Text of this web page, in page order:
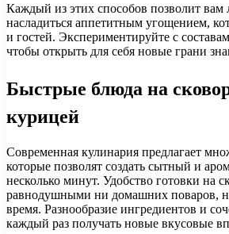
Каждый из этих способов позволит вам
насладиться аппетитным угощением,
и гостей. Экспериментируйте с
чтобы открыть для себя новые грани
Быстрые блюда на
курицей
Современная кулинария предлагает
которые позволят создать сытный и
несколько минут. Удобство готовки на
равнодушными ни домашних поваров,
время. Разнообразие ингредиентов и
каждый раз получать новые вкусовые